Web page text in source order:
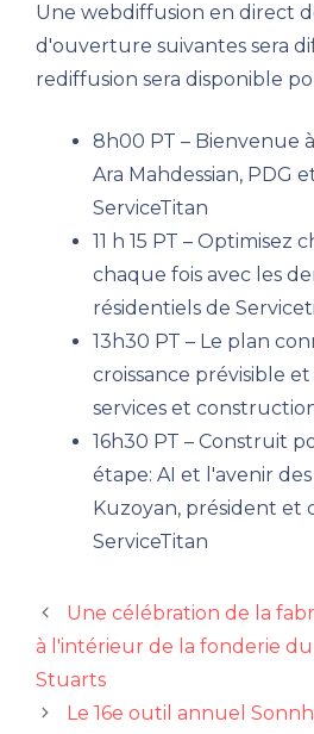
Une webdiffusion en direct
d'ouverture suivantes sera
rediffusion sera disponible
8h00 PT – Bienvenue
Ara Mahdessian, PDG
ServiceTitan
11 h 15 PT – Optimisez
chaque fois avec les
résidentiels de
13h30 PT – Le plan
croissance prévisible
services et
16h30 PT – Construit
étape: AI et l'avenir
Kuzoyan, président et
ServiceTitan
Une célébration de la
à l'intérieur de la fonderie
Stuarts
Le 16e outil annuel